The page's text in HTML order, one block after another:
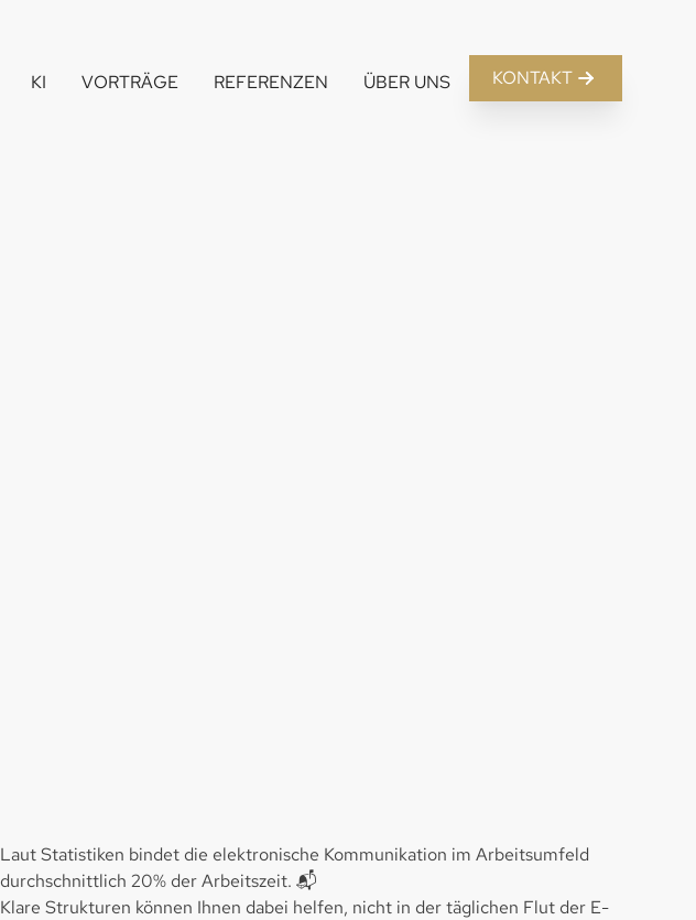
KI VORTRÄGE REFERENZEN ÜBER UNS KONTAKT
Laut Statistiken bindet die elektronische Kommunikation im Arbeitsumfeld
durchschnittlich 20% der Arbeitszeit. 📬
Klare Strukturen können Ihnen dabei helfen, nicht in der täglichen Flut der E-